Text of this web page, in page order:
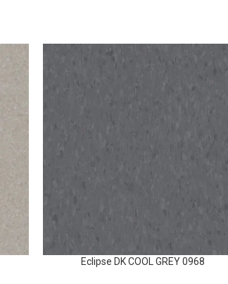
Eclipse DK COOL GREY 0968